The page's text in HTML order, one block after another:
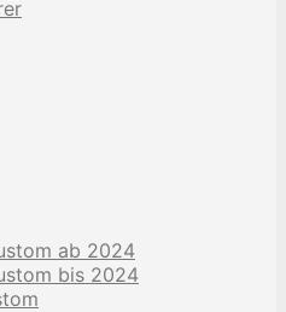
ab 2024
bis 2024